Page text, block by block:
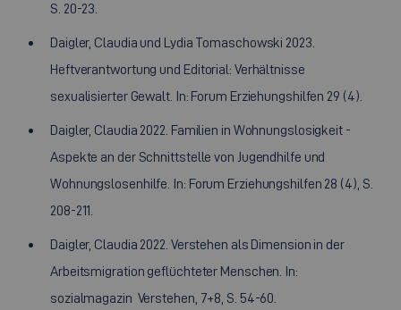
S. 20-23.
Daigler, Claudia und Lydia Tomaschowski 2023.
Heftverantwortung und Editorial: Verhältnisse
sexualisierter Gewalt. In: Forum Erziehungshilfen 29 (4).
Daigler, Claudia 2022. Familien in Wohnungslosigkeit -
Aspekte an der Schnittstelle von Jugendhilfe und
Wohnungslosenhilfe. In: Forum Erziehungshilfen 28 (4), S.
208-211.
Daigler, Claudia 2022. Verstehen als Dimension in der
Arbeitsmigration geflüchteter Menschen. In:
sozialmagazin Verstehen, 7+8, S. 54-60.